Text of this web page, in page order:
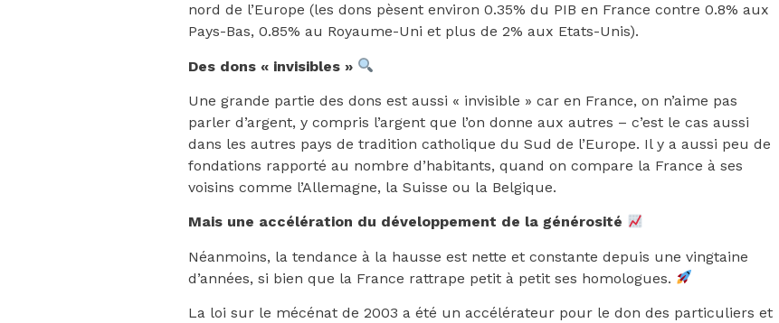
nord de l’Europe (les dons pèsent environ 0.35% du PIB en France contre 0.8% aux
Pays-Bas, 0.85% au Royaume-Uni et plus de 2% aux Etats-Unis).
Des dons « invisibles »
Une grande partie des dons est aussi « invisible » car en France, on n’aime pas
parler d’argent, y compris l’argent que l’on donne aux autres – c’est le cas aussi
dans les autres pays de tradition catholique du Sud de l’Europe. Il y a aussi peu de
fondations rapporté au nombre d’habitants, quand on compare la France à ses
voisins comme l’Allemagne, la Suisse ou la Belgique.
Mais une accélération du développement de la générosité
Néanmoins, la tendance à la hausse est nette et constante depuis une vingtaine
d’années, si bien que la France rattrape petit à petit ses homologues.
La loi sur le mécénat de 2003 a été un accélérateur pour le don des particuliers et